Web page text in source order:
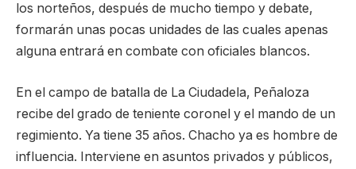
los norteños, después de mucho tiempo y debate,
formarán unas pocas unidades de las cuales apenas
alguna entrará en combate con oficiales blancos.
En el campo de batalla de La Ciudadela, Peñaloza
recibe del grado de teniente coronel y el mando de un
regimiento. Ya tiene 35 años. Chacho ya es hombre de
influencia. Interviene en asuntos privados y públicos,